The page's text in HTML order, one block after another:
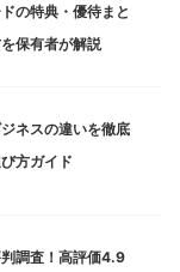
の特典・優待まと
保有者が解説
ネスの違いを徹底
方ガイド
調査！高評価4.9